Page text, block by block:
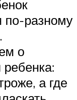
по-разному
о
а где